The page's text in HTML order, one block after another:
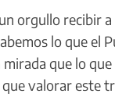
orgullo recibir
lo que el
que lo
valorar este